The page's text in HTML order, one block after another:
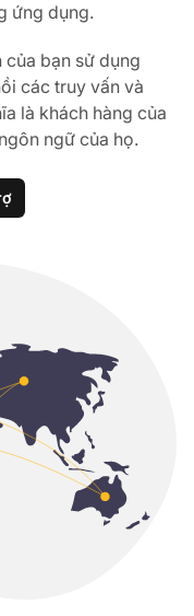
ứng dụng.
bạn sử dụng
các truy vấn và
là khách hàng của
ngữ của họ.